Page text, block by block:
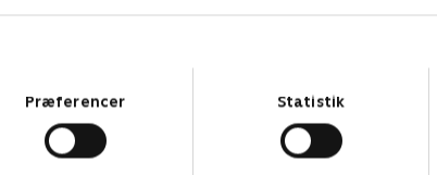
Præferencer Statistik